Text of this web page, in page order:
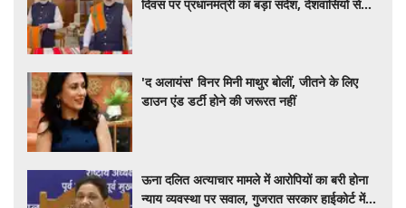
दिवस पर प्रधानमंत्री का बड़ा संदेश, देशवासियों से
'द अलायंस' विनर मिनी माथुर बोलीं, जीतने के लिए
डाउन एंड डर्टी होने की जरूरत नहीं
ऊना दलित अत्याचार मामले में आरोपियों का बरी होना
न्याय व्यवस्था पर सवाल, गुजरात सरकार हाईकोर्ट में